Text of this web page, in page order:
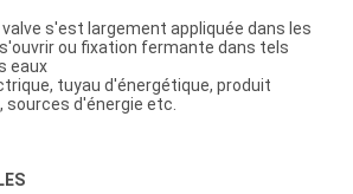
s'est largement appliquée dans les
ou fixation fermante dans tels
eaux
tuyau d'énergétique, produit
sources d'énergie etc.